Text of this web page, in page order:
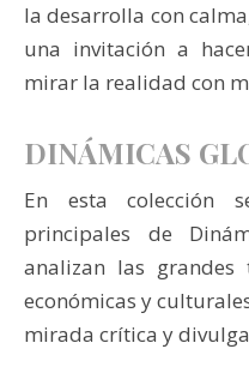
la desarrolla con
una invitación a
mirar la realidad con
DINÁMICAS
En esta colección
principales de
analizan las grandes
económicas y
mirada crítica y